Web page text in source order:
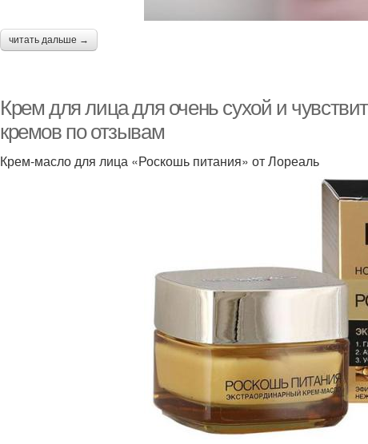
читать дальше →
Крем для лица для очень сухой и
кремов по отзывам
Крем-масло для лица «Роскошь питания» от Лореаль